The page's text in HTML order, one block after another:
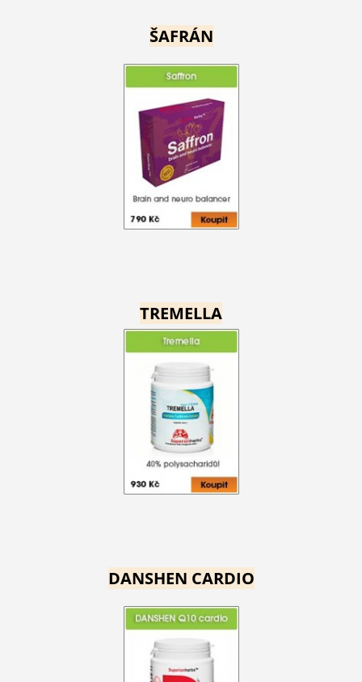
ŠAFRÁN
TREMELLA
DANSHEN CARDIO